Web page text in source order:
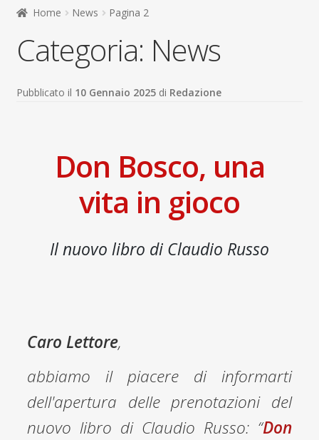
Don Bosco
Home News Pagina 2
Categoria: News
Pubblicato il 10 Gennaio 2025 di Redazione
Don Bosco, una
vita in gioco
Il nuovo libro di Claudio Russo
Caro Lettore,
abbiamo il piacere di informarti
dell'apertura delle prenotazioni del
nuovo libro di Claudio Russo: “Don